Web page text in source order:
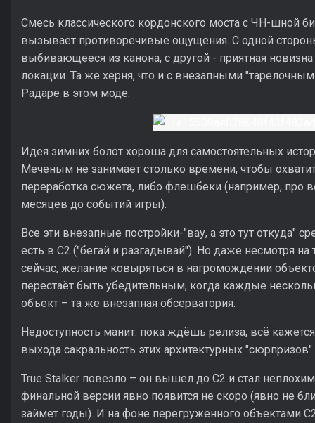
Смесь классического кордонского моста с ЧН-шной
вызывает противоречивые ощущения. С одной
выбивающееся из канона, с другой - приятная
локации. Та же херня, что и с внезапными
Радаре в этом моде.
Идея зимних болот хороша для самостоятельных
Меченым не занимает столько времени, чтобы
переработка сюжета, либо флешбеки (например, про
месяцев до событий игры).
Все эти внезапные постройки-"вау, а это тут откуда"
есть в С2 ("бегай и разгадывай"). Но даже несмотря на
сейчас, желание ковыряться в нагромождении
перестаёт быть убедительным, когда каждые
объект – та же внезапная обсерватория.
Недоступность манит: пока ждёшь релиза, всё
выхода сакральность этих архитектурных "сюрпризов"
True Stalker повезло – он вышел до С2 и стал
финальной версии явно появится не скоро (явно не
займет годы). И на фоне перегруженного объектами